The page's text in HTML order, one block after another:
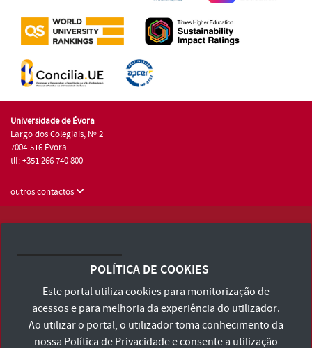
Universidade de Évora
Largo dos Colegiais, Nº 2
7004-516 Évora
tlf: +351 266 740 800
outros contactos
Consulte os Termos e Condições e Política de Privacidade
Declaração de Acessibilidade
POLÍTICA DE COOKIES
Este portal utiliza cookies para monitorização de
acessos e para melhoria da experiência do utilizador.
Ao utilizar o portal, o utilizador toma conhecimento da
nossa Política de Privacidadee consente a utilização